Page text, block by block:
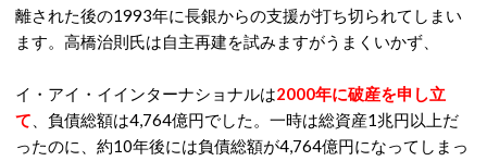
離された後の1993年に長銀からの支援が打ち切られてしまい
ます。高橋治則氏は自主再建を試みますがうまくいかず、
イ・アイ・イインターナショナルは2000年に破産を申し立
て 、負債総額は4,764億円でした。一時は総資産1兆円以上だ
ったのに、約10年後には負債総額が4,764億円になってしまっ